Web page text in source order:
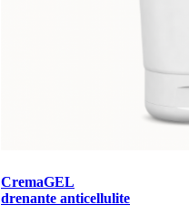
CremaGEL
drenante anticellulite